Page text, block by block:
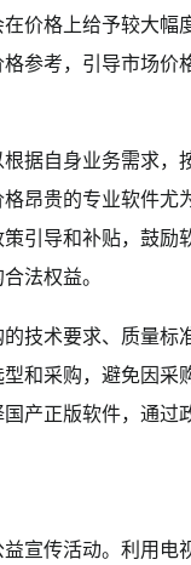
价格上给予较大幅
参考，引导市场价
据自身业务需求，
昂贵的专业软件尤
引导和补贴，鼓励
法权益。
技术要求、质量标
和采购，避免因采
产正版软件，通过
宣传活动。利用电